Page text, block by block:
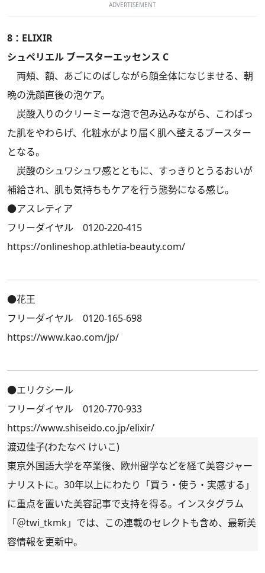
ADVERTISEMENT
8：ELIXIR
シュペリエル ブースターエッセンス C
両頰、額、あごにのばしながら顔全体になじませる、朝
晩の洗顔直後の泡ケア。
炭酸入りのクリーミーな泡で包み込みながら、こわばっ
た肌をやわらげ、化粧水がより届く肌へ整えるブースター
となる。
炭酸のシュワシュワ感とともに、すっきりとうるおいが
補給され、肌も気持ちもケアを行う態勢になる感じ。
●アスレティア
フリーダイヤル 0120-220-415
https://onlineshop.athletia-beauty.com/
●花王
フリーダイヤル 0120-165-698
https://www.kao.com/jp/
●エリクシール
フリーダイヤル 0120-770-933
https://www.shiseido.co.jp/elixir/
渡辺佳子(わたなべ けいこ)
東京外国語大学を卒業後、欧州留学などを経て美容ジャー
ナリストに。30年以上にわたり「買う・使う・実感する」
に重点を置いた美容記事で支持を得る。インスタグラム
「＠twi_tkmk」では、この連載のセレクトも含め、最新美
容情報を更新中。